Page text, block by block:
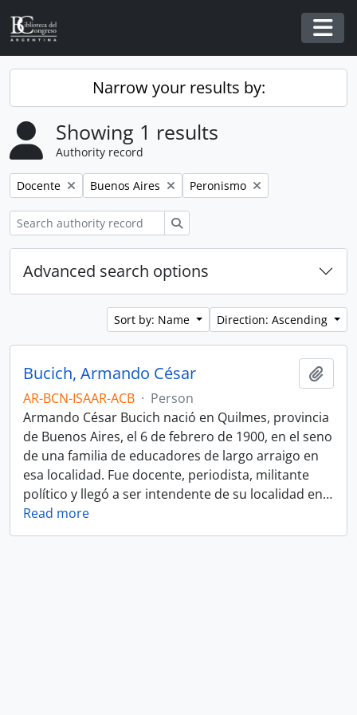
Skip to main content
Narrow your results by:
Showing 1 results
Authority record
Remove filter:
Docente Remove filter:
Buenos Aires Remove filter:
Peronismo
Advanced search options
Sort by: Name Direction: Ascending
Bucich, Armando César
AR-BCN-ISAAR-ACB · Person
Armando César Bucich nació en Quilmes, provincia
de Buenos Aires, el 6 de febrero de 1900, en el seno
de una familia de educadores de largo arraigo en
esa localidad. Fue docente, periodista, militante
político y llegó a ser intendente de su localidad en…
Read more